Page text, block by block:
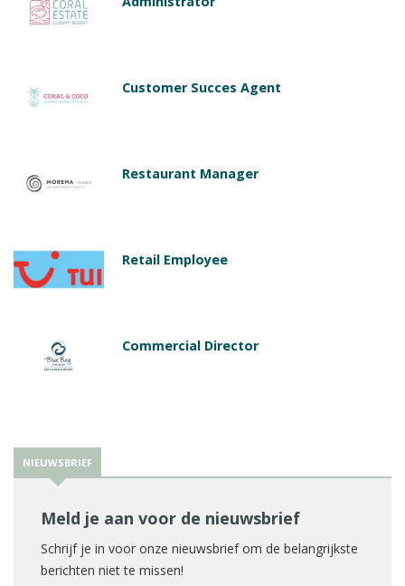
Customer Succes Agent
Restaurant Manager
Retail Employee
Commercial Director
NIEUWSBRIEF
Meld je aan voor de nieuwsbrief
Schrijf je in voor onze nieuwsbrief om de belangrijkste
berichten niet te missen!